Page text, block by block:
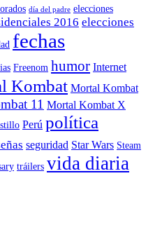
día del padre elecciones
2016 elecciones
fechas
Freenom humor Internet
Kombat Mortal Kombat
11 Mortal Kombat X
Perú política
seguridad Star Wars Steam
tráilers vida diaria